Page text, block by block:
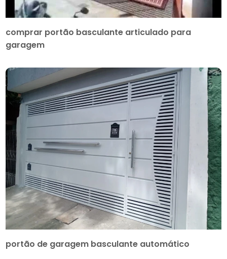
comprar portão basculante articulado para
garagem
portão de garagem basculante automático